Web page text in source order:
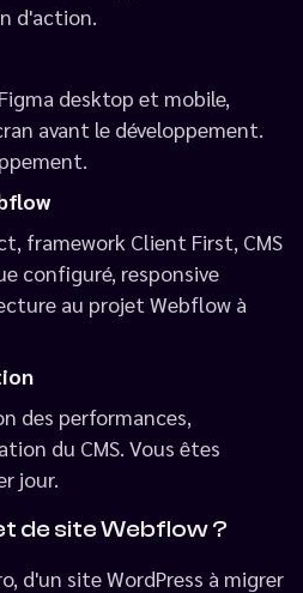
d'action.
desktop et mobile,
avant le développement.
framework Client First, CMS
configuré, responsive
au projet Webflow à
des performances,
du CMS. Vous êtes
jour.
de site Webflow ?
d'un site WordPress à migrer